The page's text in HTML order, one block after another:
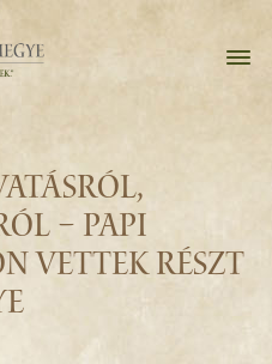
– PAPI
VETTEK RÉSZT